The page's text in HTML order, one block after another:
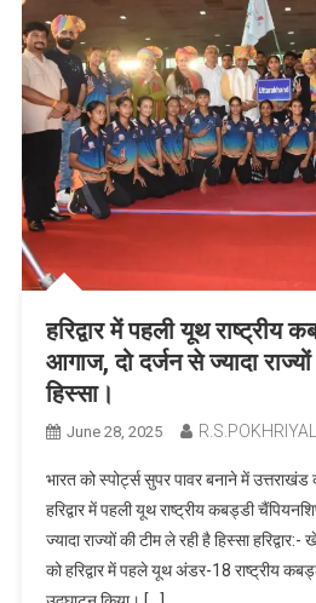
हरिद्वार में पहली यूथ राष्ट्रीय
आगाज, दो दर्जन से ज्यादा
हिस्सा।
June 28, 2025 R.S.POKHRIYAL
भारत को स्पोर्ट्स सुपर पावर बनाने में उत्तराखंड
हरिद्वार में पहली यूथ राष्ट्रीय कबड्डी
ज्यादा राज्यों की टीम ले रही है हिस्सा
को हरिद्वार में पहले यूथ अंडर-18 राष्ट्रीय